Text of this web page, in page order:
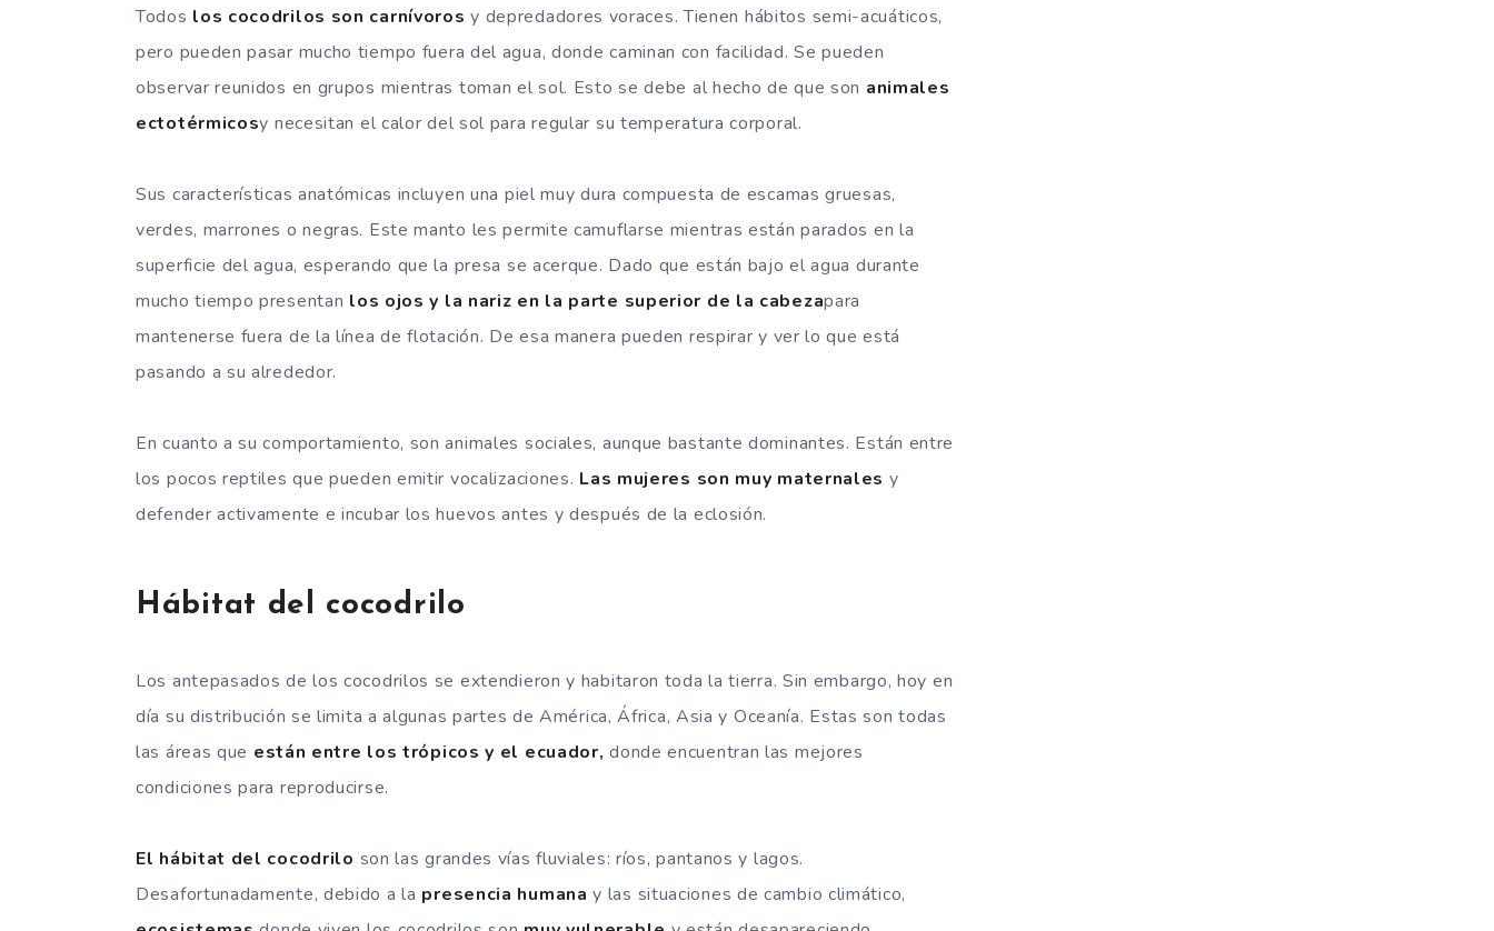
Todos los cocodrilos son carnívoros y depredadores voraces. Tienen hábitos semi-acuáticos,
pero pueden pasar mucho tiempo fuera del agua, donde caminan con facilidad. Se pueden
observar reunidos en grupos mientras toman el sol. Esto se debe al hecho de que son animales
ectotérmicosy necesitan el calor del sol para regular su temperatura corporal.
Sus características anatómicas incluyen una piel muy dura compuesta de escamas gruesas,
verdes, marrones o negras. Este manto les permite camuflarse mientras están parados en la
superficie del agua, esperando que la presa se acerque. Dado que están bajo el agua durante
mucho tiempo presentan los ojos y la nariz en la parte superior de la cabezapara
mantenerse fuera de la línea de flotación. De esa manera pueden respirar y ver lo que está
pasando a su alrededor.
En cuanto a su comportamiento, son animales sociales, aunque bastante dominantes. Están entre
los pocos reptiles que pueden emitir vocalizaciones. Las mujeres son muy maternales y
defender activamente e incubar los huevos antes y después de la eclosión.
Hábitat del cocodrilo
Los antepasados de los cocodrilos se extendieron y habitaron toda la tierra. Sin embargo, hoy en
día su distribución se limita a algunas partes de América, África, Asia y Oceanía. Estas son todas
las áreas que están entre los trópicos y el ecuador, donde encuentran las mejores
condiciones para reproducirse.
El hábitat del cocodrilo son las grandes vías fluviales: ríos, pantanos y lagos.
Desafortunadamente, debido a la presencia humana y las situaciones de cambio climático,